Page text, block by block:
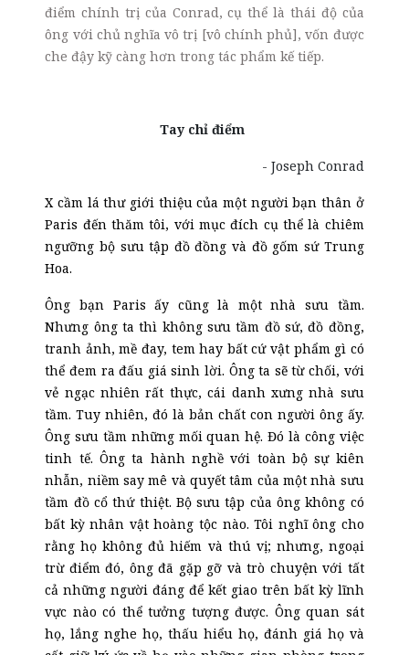
điểm chính trị của Conrad, cụ thể là thái độ của
ông với chủ nghĩa vô trị[vô chính phủ], vốn được
che đậy kỹ càng hơn trong tác phẩm kếtiếp.
Tay chỉ điểm
- Joseph Conrad
X cầm lá thư giới thiệu của một người bạn thân ở
Paris đến thăm tôi, với mục đích cụ thể là chiêm
ngưỡng bộ sưu tập đồ đồng và đồ gốm sứ Trung
Hoa.
Ông bạn Paris ấy cũng là một nhà sưu tầm.
Nhưng ông ta thì không sưu tầm đồ sứ, đồ đồng,
tranh ảnh, mề đay, tem hay bất cứ vật phẩm gì có
thể đem ra đấu giá sinh lời. Ông ta sẽ từ chối, với
vẻ ngạc nhiên rất thực, cái danh xưng nhà sưu
tầm. Tuy nhiên, đó là bản chất con người ông ấy.
Ông sưu tầm những mối quan hệ. Đó là công việc
tinh tế. Ông ta hành nghề với toàn bộ sự kiên
nhẫn, niềm say mê và quyết tâm của một nhà sưu
tầm đồ cổ thứ thiệt. Bộ sưu tập của ông không có
bất kỳ nhân vật hoàng tộc nào. Tôi nghĩ ông cho
rằng họ không đủ hiếm và thú vị; nhưng, ngoại
trừ điểm đó, ông đã gặp gỡ và trò chuyện với tất
cả những người đáng để kết giao trên bất kỳ lĩnh
vực nào có thể tưởng tượng được. Ông quan sát
họ, lắng nghe họ, thấu hiểu họ, đánh giá họ và